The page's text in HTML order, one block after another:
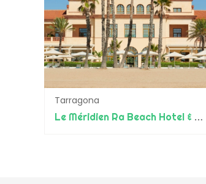
Tarragona
Le Méridien Ra Beach Hotel & Spa